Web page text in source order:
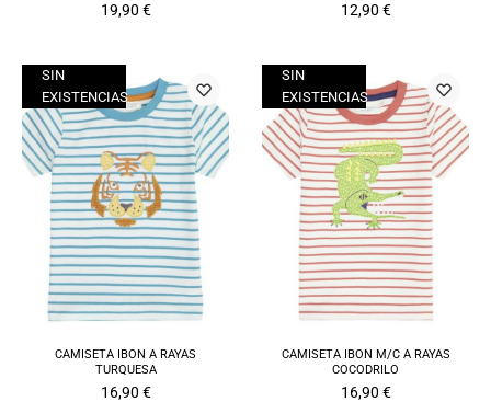
19,90 € 12,90 €
SIN
EXISTENCIAS
CAMISETA IBON A RAYAS
TURQUESA
16,90 €
SIN
EXISTENCIAS
CAMISETA IBON M/C A RAYAS
COCODRILO
16,90 €